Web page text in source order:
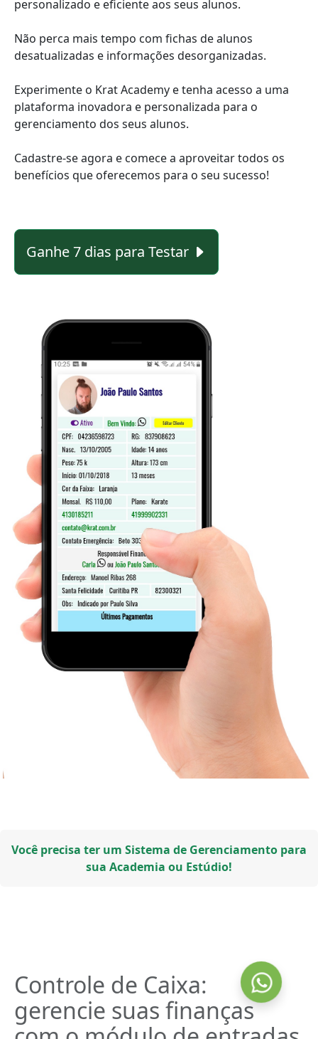
personalizado e eficiente aos seus alunos.
Não perca mais tempo com fichas de alunos
desatualizadas e informações desorganizadas.
Experimente o Krat Academy e tenha acesso a uma
plataforma inovadora e personalizada para o
gerenciamento dos seus alunos.
Cadastre-se agora e comece a aproveitar todos os
benefícios que oferecemos para o seu sucesso!
Ganhe 7 dias para Testar
Você precisa ter um Sistema de Gerenciamento para
sua Academia ou Estúdio!
Controle de Caixa:
gerencie suas finanças